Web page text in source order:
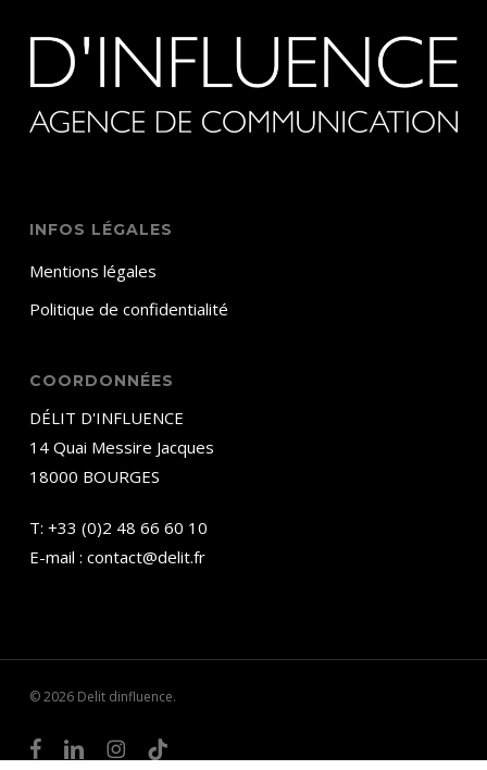
INFOS LÉGALES
Mentions légales
Politique de confidentialité
COORDONNÉES
DÉLIT D'INFLUENCE
14 Quai Messire Jacques
18000 BOURGES
T: +33 (0)2 48 66 60 10
E-mail : contact@delit.fr
© 2026 Delit dinfluence.
facebooklinkedininstagram
tiktok